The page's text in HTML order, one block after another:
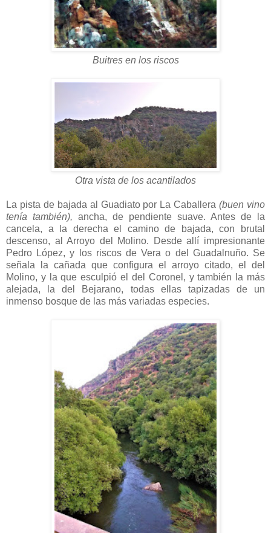
Buitres en los riscos
Otra vista de los acantilados
La pista de bajada al Guadiato por La Caballera(buen vino
tenía también), ancha, de pendiente suave. Antes de la
cancela, a la derecha el camino de bajada, con brutal
descenso, al Arroyo del Molino. Desde allí impresionante
Pedro López, y los riscos de Vera o del Guadalnuño. Se
señala la cañada que configura el arroyo citado, el del
Molino, y la que esculpió el del Coronel, y también la más
alejada, la del Bejarano, todas ellas tapizadas de un
inmenso bosque de las más variadas especies.